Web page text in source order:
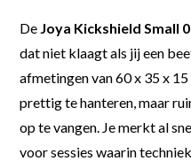
De Joya Kickshield Small
dat niet klaagt als jij een
afmetingen van 60 x 35 x
prettig te hanteren, maar
op te vangen. Je merkt al
voor sessies waarin